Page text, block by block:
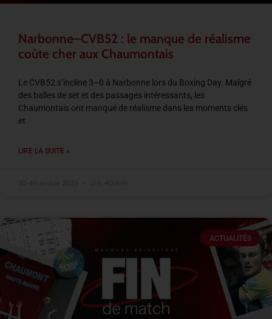
Narbonne–CVB52 : le manque de réalisme
coûte cher aux Chaumontais
Le CVB52 s’incline 3–0 à Narbonne lors du Boxing Day. Malgré
des balles de set et des passages intéressants, les
Chaumontais ont manqué de réalisme dans les moments clés
et
LIRE LA SUITE »
ACTUALITÉS